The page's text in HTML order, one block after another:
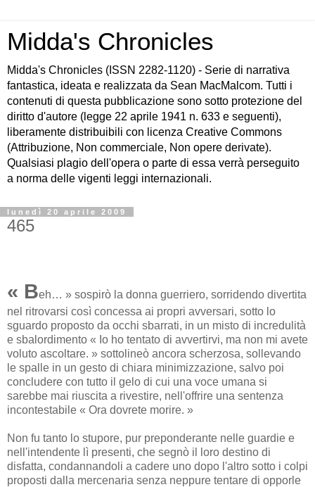
Midda's Chronicles
Midda's Chronicles (ISSN 2282-1120) - Serie di narrativa
fantastica, ideata e realizzata da Sean MacMalcom. Tutti i
contenuti di questa pubblicazione sono sotto protezione del
diritto d'autore (legge 22 aprile 1941 n. 633 e seguenti),
liberamente distribuibili con licenza Creative Commons
(Attribuzione, Non commerciale, Non opere derivate).
Qualsiasi plagio dell'opera o parte di essa verrà perseguito
a norma delle vigenti leggi internazionali.
lunedì 20 aprile 2009
465
« Beh… » sospirò la donna guerriero, sorridendo divertita
nel ritrovarsi così concessa ai propri avversari, sotto lo
sguardo proposto da occhi sbarrati, in un misto di incredulità
e sbalordimento « Io ho tentato di avvertirvi, ma non mi avete
voluto ascoltare. » sottolineò ancora scherzosa, sollevando
le spalle in un gesto di chiara minimizzazione, salvo poi
concludere con tutto il gelo di cui una voce umana si
sarebbe mai riuscita a rivestire, nell'offrire una sentenza
incontestabile « Ora dovrete morire. »
Non fu tanto lo stupore, pur preponderante nelle guardie e
nell'intendente lì presenti, che segnò il loro destino di
disfatta, condannandoli a cadere uno dopo l'altro sotto i colpi
proposti dalla mercenaria senza neppure tentare di opporle